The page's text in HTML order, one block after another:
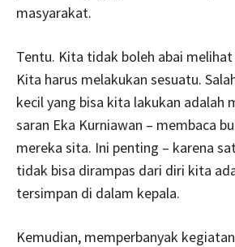
masyarakat.
Tentu. Kita tidak boleh abai
Kita harus melakukan sesuatu.
kecil yang bisa kita lakukan adalah
saran Eka Kurniawan – membaca
mereka sita. Ini penting – karena
tidak bisa dirampas dari diri kita
tersimpan di dalam kepala.
Kemudian, memperbanyak